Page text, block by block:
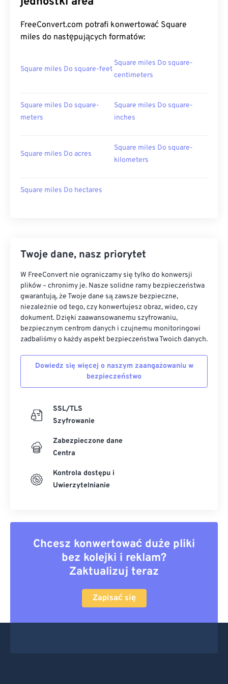
FreeConvert.com potrafi konwertować Square
miles do następujących formatów:
Square miles Do square-feet
Square miles Do square-
centimeters
Square miles Do square-
meters
Square miles Do square-
inches
Square miles Do acres
Square miles Do square-
kilometers
Square miles Do hectares
Twoje dane, nasz priorytet
W FreeConvert nie ograniczamy się tylko do konwersji
plików – chronimy je. Nasze solidne ramy bezpieczeństwa
gwarantują, że Twoje dane są zawsze bezpieczne,
niezależnie od tego, czy konwertujesz obraz, wideo, czy
dokument. Dzięki zaawansowanemu szyfrowaniu,
bezpiecznym centrom danych i czujnemu monitoringowi
zadbaliśmy o każdy aspekt bezpieczeństwa Twoich danych.
Dowiedz się więcej o naszym zaangażowaniu w
bezpieczeństwo
SSL/TLS
Szyfrowanie
Zabezpieczone dane
Centra
Kontrola dostępu i
Uwierzytelnianie
Chcesz konwertować duże pliki
bez kolejki i reklam?
Zaktualizuj teraz
Zapisać się